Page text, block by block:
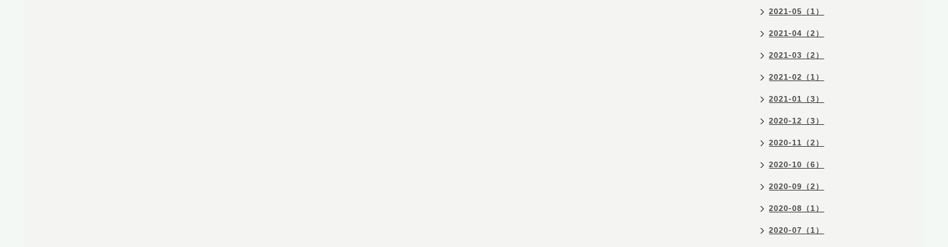
2021-05（1）
2021-04（2）
2021-03（2）
2021-02（1）
2021-01（3）
2020-12（3）
2020-11（2）
2020-10（6）
2020-09（2）
2020-08（1）
2020-07（1）